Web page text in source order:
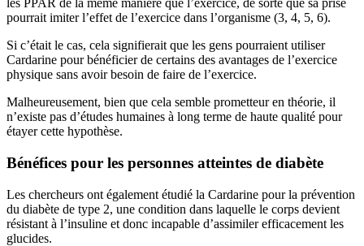
les PPAR de la même manière que l’exercice, de sorte que sa prise
pourrait imiter l’effet de l’exercice dans l’organisme (3, 4, 5, 6).
Si c’était le cas, cela signifierait que les gens pourraient utiliser
Cardarine pour bénéficier de certains des avantages de l’exercice
physique sans avoir besoin de faire de l’exercice.
Malheureusement, bien que cela semble prometteur en théorie, il
n’existe pas d’études humaines à long terme de haute qualité pour
étayer cette hypothèse.
Bénéfices pour les personnes atteintes de diabète
Les chercheurs ont également étudié la Cardarine pour la prévention
du diabète de type 2, une condition dans laquelle le corps devient
résistant à l’insuline et donc incapable d’assimiler efficacement les
glucides.